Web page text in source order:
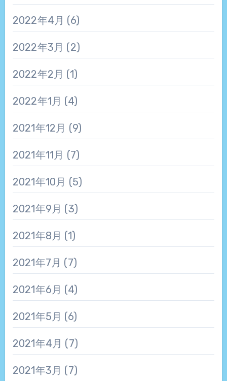
2022年4月 (6)
2022年3月 (2)
2022年2月 (1)
2022年1月 (4)
2021年12月 (9)
2021年11月 (7)
2021年10月 (5)
2021年9月 (3)
2021年8月 (1)
2021年7月 (7)
2021年6月 (4)
2021年5月 (6)
2021年4月 (7)
2021年3月 (7)